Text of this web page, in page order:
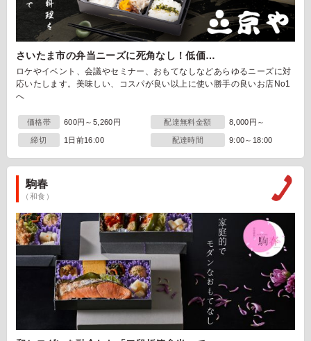
さいたま市の弁当ニーズに死角なし！低価…
ロケやイベント、会議やセミナー、おもてなしなどあらゆるニーズに対
応いたします。美味しい、コスパが良い以上に使い勝手の良いお店No1
へ
価格帯 600円～5,260円 配達無料金額 8,000円～
締切 1日前16:00 配達時間 9:00～18:00
駒春
（和食）